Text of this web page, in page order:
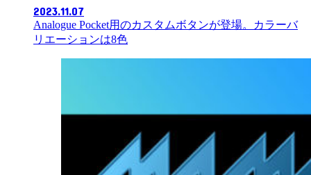
2023.11.07
Analogue Pocket用のカスタムボタンが登場。カラーバ
リエーションは8色